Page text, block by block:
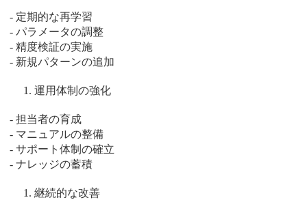
- 定期的な再学習
- パラメータの調整
- 精度検証の実施
- 新規パターンの追加
運用体制の強化
- 担当者の育成
- マニュアルの整備
- サポート体制の確立
- ナレッジの蓄積
継続的な改善